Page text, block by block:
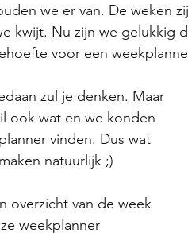
we er van. De weken
kwijt. Nu zijn we gelukkig
voor een
zul je denken. Maar
ook wat en we konden
vinden. Dus wat
natuurlijk ;)
overzicht van de week
weekplanner